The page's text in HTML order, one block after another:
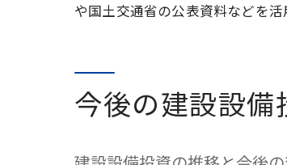
や国土交通省の公表資料などを
今後の建設設